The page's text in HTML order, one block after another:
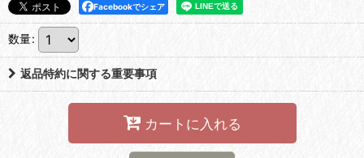
Facebookでシェア
数量:
返品特約に関する重要事項
カートに入れる